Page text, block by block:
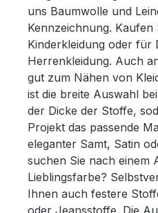
uns Baumwolle und
Kennzeichnung.
Kinderkleidung oder für
Herrenkleidung. Auch
gut zum Nähen von
ist die breite Auswahl
der Dicke der Stoffe,
Projekt das passende
eleganter Samt, Satin
suchen Sie nach einem
Lieblingsfarbe?
Ihnen auch festere
oder Jeansstoffe. Die